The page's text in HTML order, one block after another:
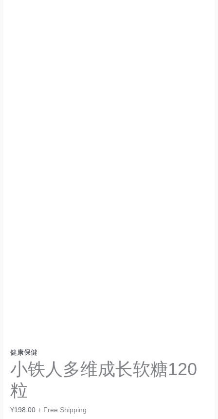
健康保健
小铁人多维成长软糖120
粒
¥198.00 + Free Shipping